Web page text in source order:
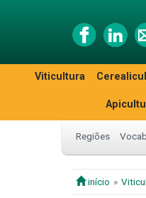
Viticultura
Regiões
início